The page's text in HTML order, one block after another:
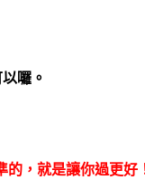
囉。
，就是讓你過更好